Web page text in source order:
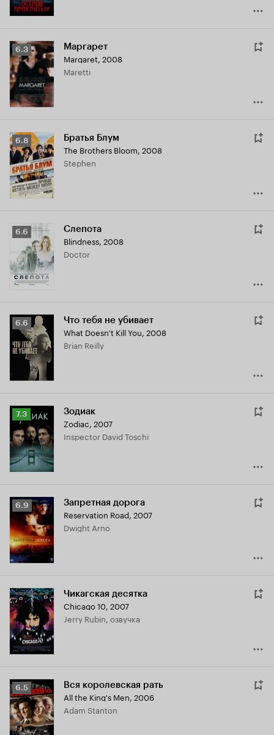
Рейтинг
Кинопоиска
6.3
6.3 Маргарет
Margaret, 2008
Maretti
Рейтинг
Кинопоиска
6.8
6.8 Братья Блум
The Brothers Bloom, 2008
Stephen
Рейтинг
Кинопоиска
6.6
6.6 Слепота
Blindness, 2008
Doctor
Рейтинг
Кинопоиска
6.6
6.6 Что тебя не убивает
What Doesn't Kill You, 2008
Brian Reilly
Рейтинг
Кинопоиска
7.3
7.3 Зодиак
Zodiac, 2007
Inspector David Toschi
Рейтинг
Кинопоиска
6.9
6.9 Запретная дорога
Reservation Road, 2007
Dwight Arno
Чикагская десятка
Chicago 10, 2007
Jerry Rubin, озвучка
Рейтинг
Кинопоиска
6.5
6.5 Вся королевская рать
All the King's Men, 2006
Adam Stanton